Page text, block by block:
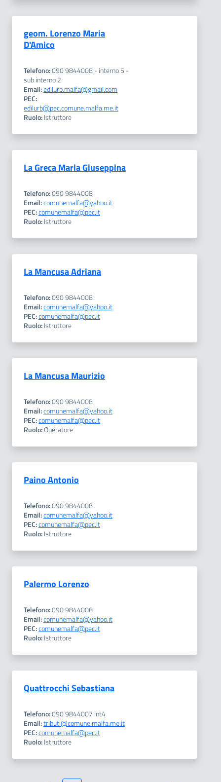
geom. Lorenzo Maria
D'Amico
Telefono:090 9844008 - interno 5 -
sub interno 2
Email:edilurb.malfa@gmail.com
PEC:
edilurb@pec.comune.malfa.me.it
Ruolo:Istruttore
La Greca Maria Giuseppina
Telefono:090 9844008
Email:comunemalfa@yahoo.it
PEC:comunemalfa@pec.it
Ruolo:Istruttore
La Mancusa Adriana
Telefono:090 9844008
Email:comunemalfa@yahoo.it
PEC:comunemalfa@pec.it
Ruolo:Istruttore
La Mancusa Maurizio
Telefono:090 9844008
Email:comunemalfa@yahoo.it
PEC:comunemalfa@pec.it
Ruolo:Operatore
Paino Antonio
Telefono:090 9844008
Email:comunemalfa@yahoo.it
PEC:comunemalfa@pec.it
Ruolo:Istruttore
Palermo Lorenzo
Telefono:090 9844008
Email:comunemalfa@yahoo.it
PEC:comunemalfa@pec.it
Ruolo:Istruttore
Quattrocchi Sebastiana
Telefono:090 9844007 int4
Email:tributi@comune.malfa.me.it
PEC:comunemalfa@pec.it
Ruolo:Istruttore